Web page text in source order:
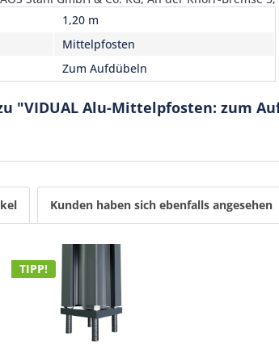
1,20 m
Mittelpfosten
Zum Aufdübeln
"VIDUAL Alu-Mittelpfosten: zum
Kunden haben sich ebenfalls angesehen
TIPP!